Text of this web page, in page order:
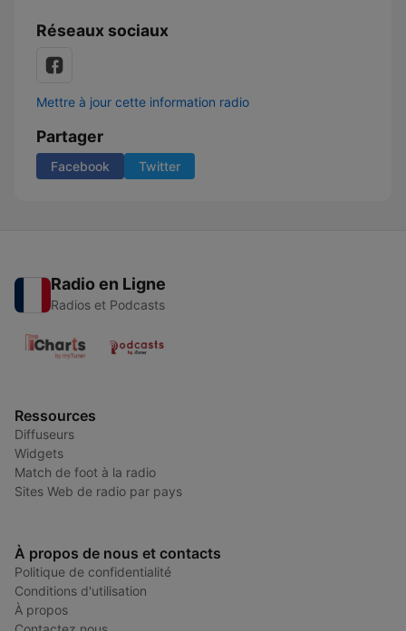
Réseaux sociaux
Mettre à jour cette information radio
Partager
Facebook Twitter
Radio en Ligne
Radios et Podcasts
Ressources
Diffuseurs
Widgets
Match de foot à la radio
Sites Web de radio par pays
À propos de nous et contacts
Politique de confidentialité
Conditions d'utilisation
À propos